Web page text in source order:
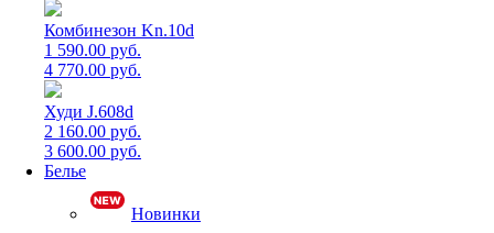
Комбинезон Kn.10d
1 590.00 руб.
4 770.00 руб.
Худи J.608d
2 160.00 руб.
3 600.00 руб.
Белье
Новинки